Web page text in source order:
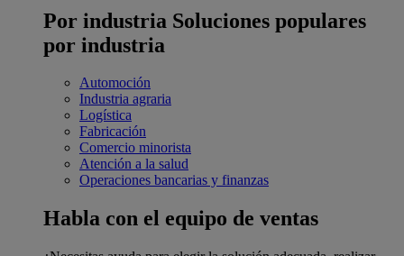
Por industria Soluciones populares
por industria
Automoción
Industria agraria
Logística
Fabricación
Comercio minorista
Atención a la salud
Operaciones bancarias y finanzas
Habla con el equipo de ventas